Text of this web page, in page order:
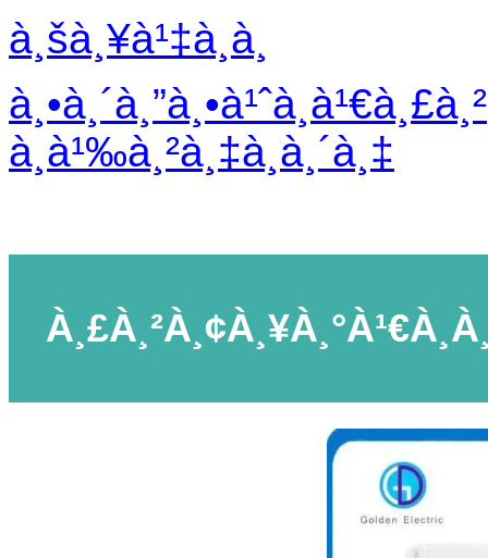
à¸šà¸¥à¹‡à¸­à¸
à¸•à¸´à¸”à¸•à¹ˆà¸­à¹€à¸£à¸²
à¸­à¹‰à¸²à¸‡à¸­à¸´à¸‡